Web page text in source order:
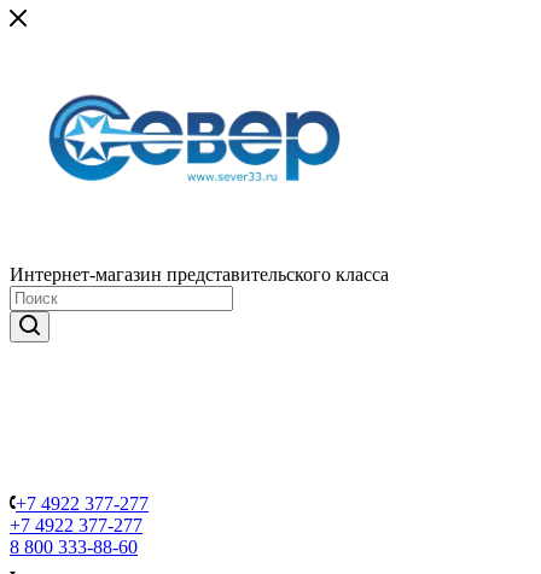
Интернет-магазин представительского класса
+7 4922 377-277
+7 4922 377-277
8 800 333-88-60